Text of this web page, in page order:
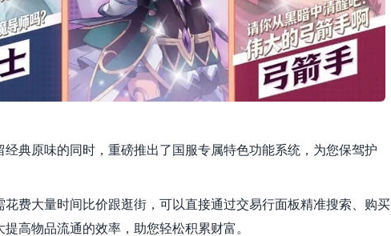
典原味的同时，重磅推出了国服专属特色功能系统，为您保驾护
费大量时间比价跟逛街，可以直接通过交易行面板精准搜索、购买
高物品流通的效率，助您轻松积累财富。